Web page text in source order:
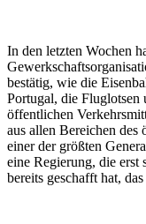
In den letzten Wochen
bestätig, wie die
Portugal, die Fluglotsen
öffentlichen
aus allen Bereichen
einer der größten
eine Regierung, die erst
bereits geschafft hat,